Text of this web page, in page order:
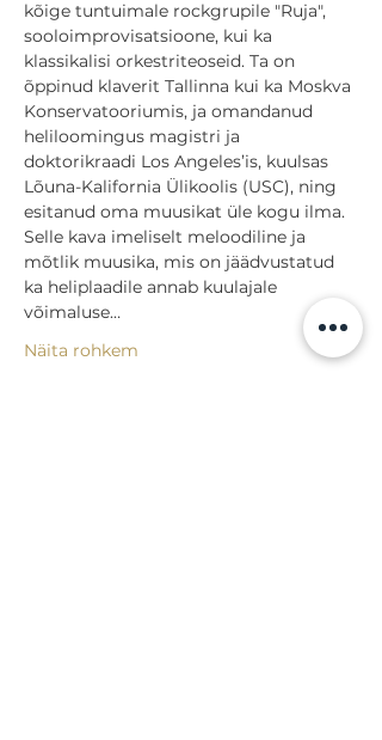
kõige tuntuimale rockgrupile "Ruja",
sooloimprovisatsioone, kui ka
klassikalisi orkestriteoseid. Ta on
õppinud klaverit Tallinna kui ka Moskva
Konservatooriumis, ja omandanud
heliloomingus magistri ja
doktorikraadi Los Angeles’is, kuulsas
Lõuna-Kalifornia Ülikoolis (USC), ning
esitanud oma muusikat üle kogu ilma.
Selle kava imeliselt meloodiline ja
mõtlik muusika, mis on jäädvustatud
ka heliplaadile annab kuulajale
võimaluse…
Näita rohkem